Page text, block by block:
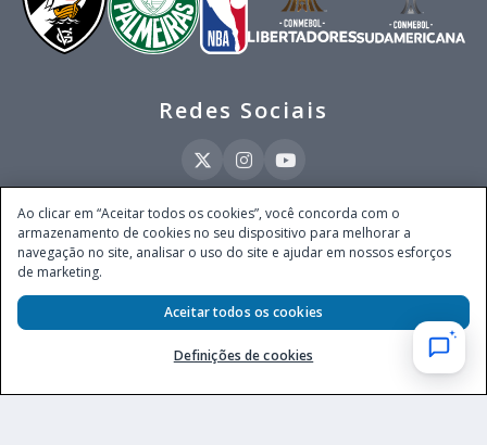
Redes Sociais
Este site é operado pela Ventmear Brasil LTDA (CNPJ 52.868.380/0001-84), com
endereço na Avenida Brigadeiro Faria Lima, nº 4.055, 3º andar, Itaim Bibi, no
Município de São Paulo, Estado de São Paulo, CEP 04538-133, Brasil - empresa
autorizada a operar apostas de quota fixa em todo território nacional pela
Secretaria de Prêmios e Apostas do Ministério da Fazenda, conforme Portaria nº
247, de 07.02.2025, publicada no DOU em 11.2.2025.
Ao clicar em “Aceitar todos os cookies”, você concorda com o
armazenamento de cookies no seu dispositivo para melhorar a
navegação no site, analisar o uso do site e ajudar em nossos esforços
de marketing.
Definições de cookies
Aceitar todos os cookies